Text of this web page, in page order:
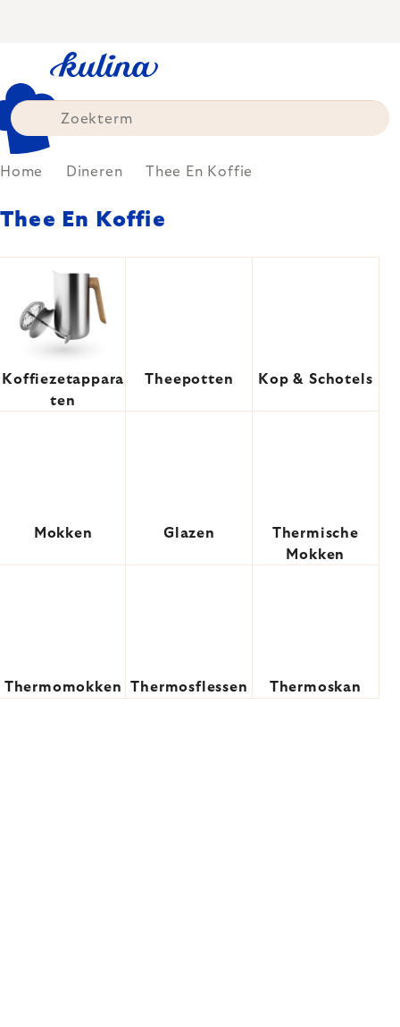
Home Dineren Thee En Koffie
Thee En Koffie
Koffiezetappara
ten
Theepotten Kop & Schotels
Mokken Glazen
Thermische
Mokken
Thermomokken Thermosflessen Thermoskan